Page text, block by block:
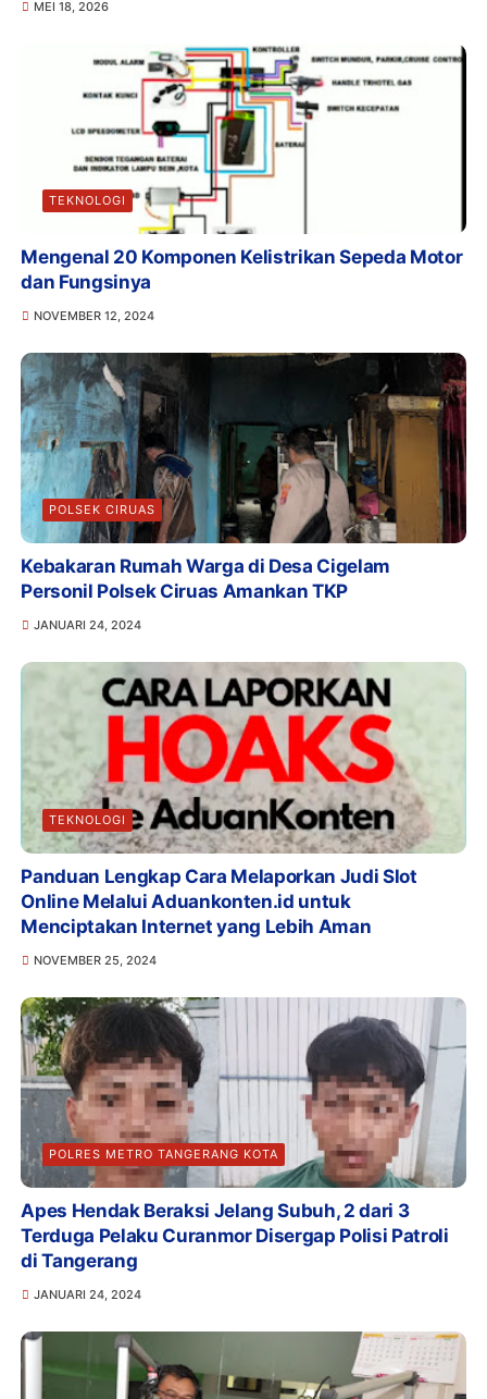
MEI 18, 2026
TEKNOLOGI
Mengenal 20 Komponen Kelistrikan Sepeda Motor
dan Fungsinya
NOVEMBER 12, 2024
POLSEK CIRUAS
Kebakaran Rumah Warga di Desa Cigelam
Personil Polsek Ciruas Amankan TKP
JANUARI 24, 2024
TEKNOLOGI
Panduan Lengkap Cara Melaporkan Judi Slot
Online Melalui Aduankonten.id untuk
Menciptakan Internet yang Lebih Aman
NOVEMBER 25, 2024
POLRES METRO TANGERANG KOTA
Apes Hendak Beraksi Jelang Subuh, 2 dari 3
Terduga Pelaku Curanmor Disergap Polisi Patroli
di Tangerang
JANUARI 24, 2024